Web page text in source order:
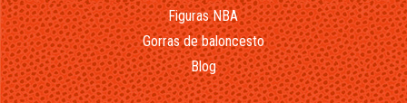
Figuras NBA
Gorras de baloncesto
Blog